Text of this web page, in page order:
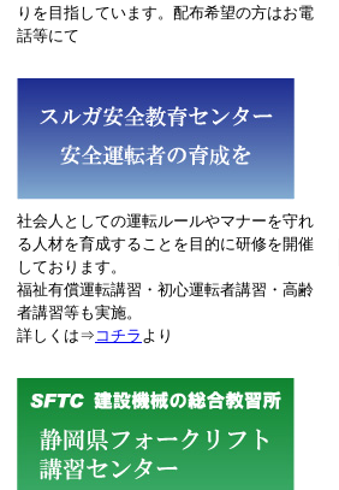
りを目指しています。配布希望の方はお電
話等にて
社会人としての運転ルールやマナーを守れ
る人材を育成することを目的に研修を開催
しております。
福祉有償運転講習・初心運転者講習・高齢
者講習等も実施。
詳しくは⇒ コチラ より